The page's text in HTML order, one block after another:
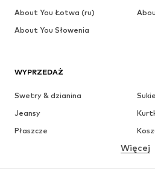
WYPRZEDAŻ
Swetry & dzianina
Jeansy
Płaszcze
Więcej
About You Łotwa (ru)
About You Słowenia